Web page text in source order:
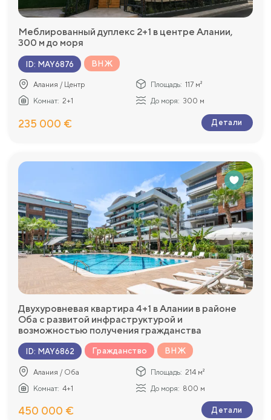
Меблированный дуплекс 2+1 в центре Алании,
300 м до моря
ID: MAY6876 ВНЖ
Алания / Центр Площадь: 117 м²
Комнат: 2+1 До моря: 300 м
235 000 € Детали
Двухуровневая квартира 4+1 в Алании в районе
Оба с развитой инфраструктурой и
возможностью получения гражданства
ID: MAY6862 Гражданство ВНЖ
Алания / Оба Площадь: 214 м²
Комнат: 4+1 До моря: 800 м
450 000 € Детали